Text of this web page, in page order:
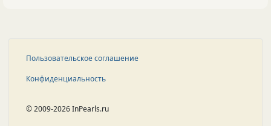
Пользовательское соглашение
Конфиденциальность
© 2009-2026 InPearls.ru